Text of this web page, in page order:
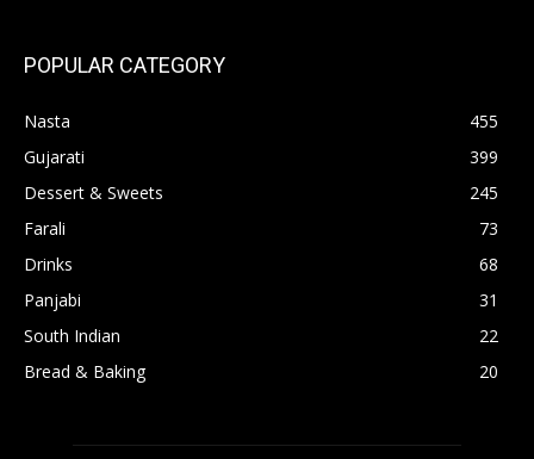
POPULAR CATEGORY
Nasta
455
Gujarati
399
Dessert & Sweets
245
Farali
73
Drinks
68
Panjabi
31
South Indian
22
Bread & Baking
20